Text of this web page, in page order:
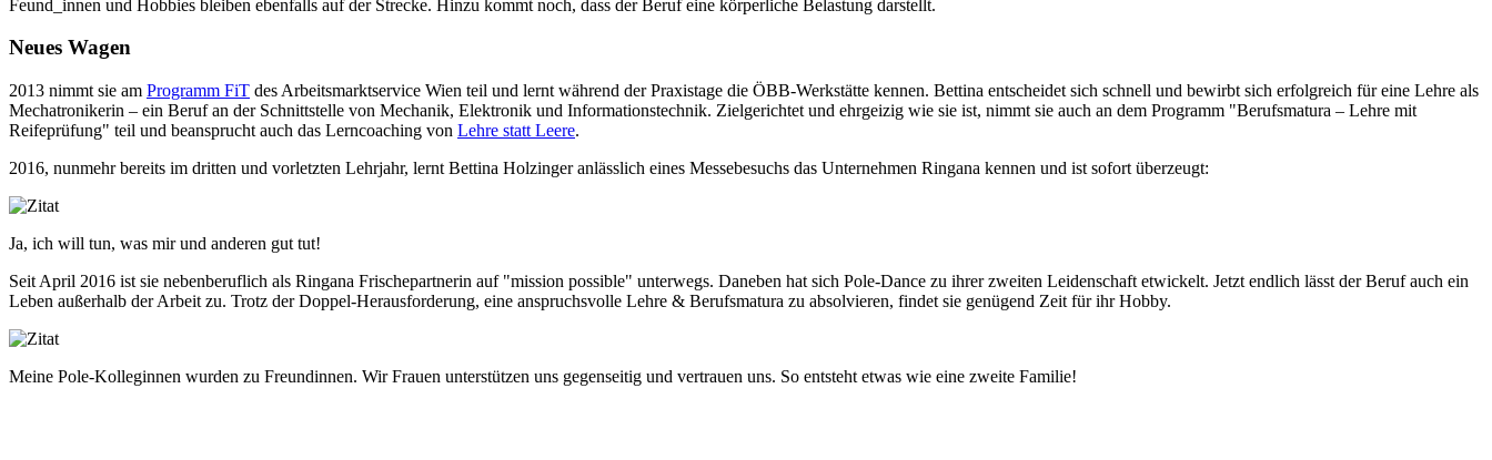
Feund_innen und Hobbies bleiben ebenfalls auf der Strecke. Hinzu kommt noch, dass der Beruf eine körperliche Belastung darstellt.
Neues Wagen
2013 nimmt sie am Programm FiT des Arbeitsmarktservice Wien teil und lernt während der Praxistage die ÖBB-Werkstätte kennen. Bettina entscheidet sich schnell und bewirbt sich erfolgreich für eine Lehre als
Mechatronikerin – ein Beruf an der Schnittstelle von Mechanik, Elektronik und Informationstechnik. Zielgerichtet und ehrgeizig wie sie ist, nimmt sie auch an dem Programm "Berufsmatura – Lehre mit
Reifeprüfung" teil und beansprucht auch das Lerncoaching von Lehre statt Leere.
2016, nunmehr bereits im dritten und vorletzten Lehrjahr, lernt Bettina Holzinger anlässlich eines Messebesuchs das Unternehmen Ringana kennen und ist sofort überzeugt:
Ja, ich will tun, was mir und anderen gut tut!
Seit April 2016 ist sie nebenberuflich als Ringana Frischepartnerin auf "mission possible" unterwegs. Daneben hat sich Pole-Dance zu ihrer zweiten Leidenschaft etwickelt. Jetzt endlich lässt der Beruf auch ein
Leben außerhalb der Arbeit zu. Trotz der Doppel-Herausforderung, eine anspruchsvolle Lehre & Berufsmatura zu absolvieren, findet sie genügend Zeit für ihr Hobby.
Meine Pole-Kolleginnen wurden zu Freundinnen. Wir Frauen unterstützen uns gegenseitig und vertrauen uns. So entsteht etwas wie eine zweite Familie!